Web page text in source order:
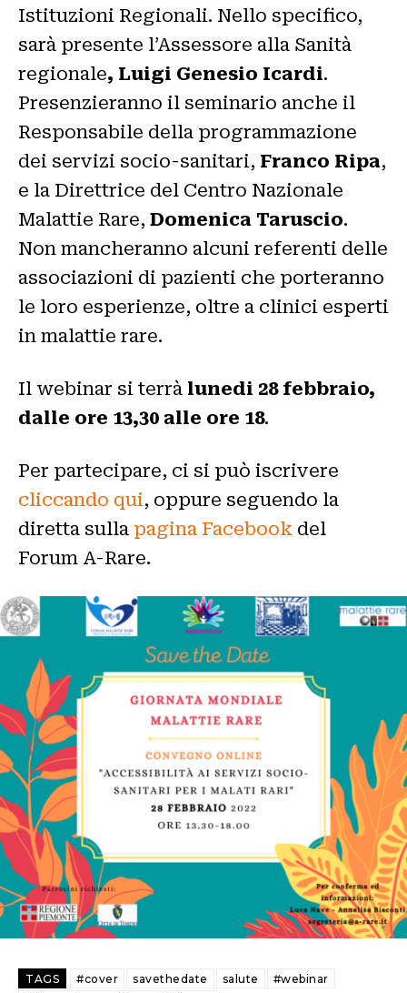
Istituzioni Regionali. Nello specifico,
sarà presente l’Assessore alla Sanità
regionale, Luigi Genesio Icardi.
Presenzieranno il seminario anche il
Responsabile della programmazione
dei servizi socio-sanitari, Franco Ripa,
e la Direttrice del Centro Nazionale
Malattie Rare, Domenica Taruscio.
Non mancheranno alcuni referenti delle
associazioni di pazienti che porteranno
le loro esperienze, oltre a clinici esperti
in malattie rare.
Il webinar si terrà lunedi 28 febbraio,
dalle ore 13,30 alle ore 18.
Per partecipare, ci si può iscrivere
cliccando qui, oppure seguendo la
diretta sulla pagina Facebook del
Forum A-Rare.
TAGS #cover savethedate salute
#webinar